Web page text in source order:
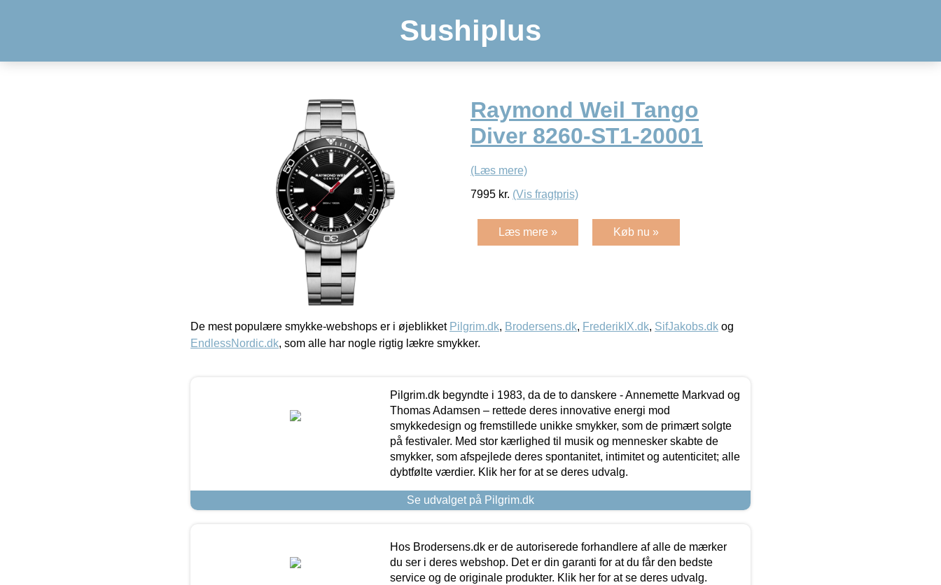
Sushiplus
Raymond Weil Tango
Diver 8260-ST1-20001
(Læs mere)
7995 kr. (Vis fragtpris)
Læs mere » Køb nu »
De mest populære smykke-webshops er i øjeblikket Pilgrim.dk, Brodersens.dk, FrederikIX.dk, SifJakobs.dk og
EndlessNordic.dk, som alle har nogle rigtig lækre smykker.
Pilgrim.dk begyndte i 1983, da de to danskere - Annemette Markvad og
Thomas Adamsen – rettede deres innovative energi mod
smykkedesign og fremstillede unikke smykker, som de primært solgte
på festivaler. Med stor kærlighed til musik og mennesker skabte de
smykker, som afspejlede deres spontanitet, intimitet og autenticitet; alle
dybtfølte værdier. Klik her for at se deres udvalg.
Se udvalget på Pilgrim.dk
Hos Brodersens.dk er de autoriserede forhandlere af alle de mærker
du ser i deres webshop. Det er din garanti for at du får den bedste
service og de originale produkter. Klik her for at se deres udvalg.